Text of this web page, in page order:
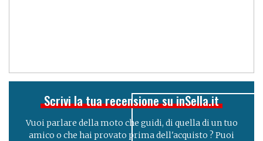
Scrivi la tua recensione su inSella.it
Vuoi parlare della moto che guidi, di quella di un tuo
amico o che hai provato prima dell'acquisto ? Puoi